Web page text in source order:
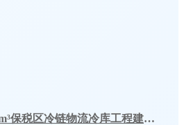
安徽翔威供应链14500m³保税区冷链物流冷库工程建造案例